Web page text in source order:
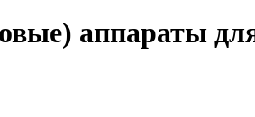
аппараты